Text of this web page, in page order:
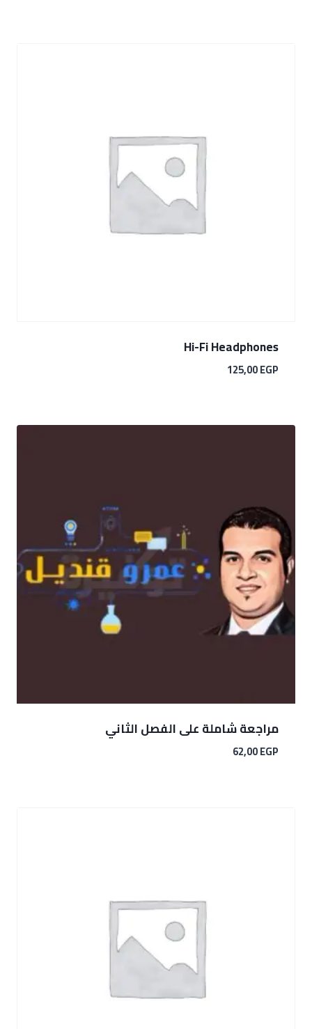
Hi-Fi Headphones
125,00EGP
مراجعة شاملة على الفصل الثاني
62,00EGP